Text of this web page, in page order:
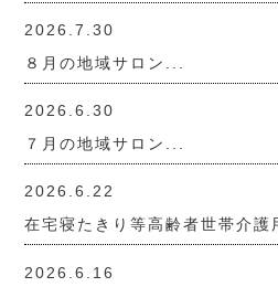
2026.7.30
８月の地域サロン...
2026.6.30
７月の地域サロン...
2026.6.22
在宅寝たきり等高齢者世帯介護
2026.6.16